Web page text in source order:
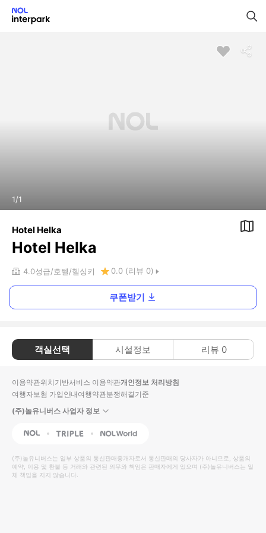
1/1
Hotel Helka
Hotel Helka
4.0성급 호텔 헬싱키 0.0 (리뷰 0)
쿠폰받기
객실선택 시설정보 리뷰 0
이용약관위치기반서비스 이용약관개인정보 처리방침
여행자보험 가입안내여행약관분쟁해결기준
(주)놀유니버스 사업자 정보
NOL Triple Interpark Global
(주)놀유니버스는 일부 상품의 통신판매중개자로서 통신판매의 당사자가 아니므로, 상품의
예약, 이용 및 환불 등 거래와 관련된 의무와 책임은 판매자에게 있으며 (주)놀유니버스는 일
체 책임을 지지 않습니다.